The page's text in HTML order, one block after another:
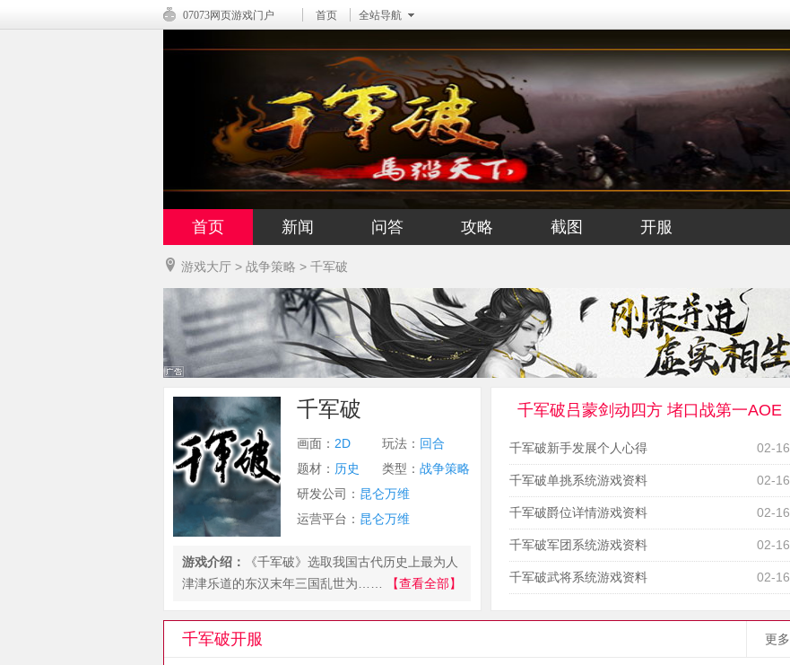
07073网页游戏门户 首页 全站导航
首页 新闻 问答 攻略 截图 开服
游戏大厅 > 战争策略 > 千军破
千军破
画面： 2D 玩法： 回合
题材： 历史 类型： 战争策略
研发公司： 昆仑万维
运营平台： 昆仑万维
游戏介绍：
《千军破》选取我国古代历史上最为人
津津乐道的东汉末年三国乱世为……
【查看全部】
千军破吕蒙剑动四方 堵口战第一AOE
02-16
千军破新手发展个人心得
02-16
千军破单挑系统游戏资料
02-16
千军破爵位详情游戏资料
02-16
千军破军团系统游戏资料
02-16
千军破武将系统游戏资料
千军破开服 更多